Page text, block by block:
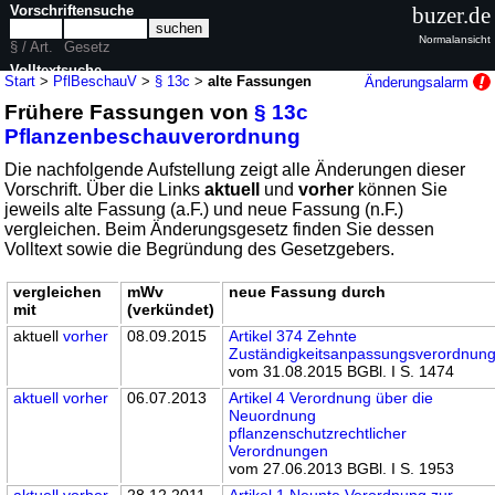
Start > PflBeschauV > § 13c >alte Fassungen Änderungsalarm
Frühere Fassungen von§ 13c
Pflanzenbeschauverordnung
Die nachfolgende Aufstellung zeigt alle Änderungen dieser
Vorschrift. Über die Linksaktuell undvorher können Sie
jeweils alte Fassung (a.F.) und neue Fassung (n.F.)
vergleichen. Beim Änderungsgesetz finden Sie dessen
Volltext sowie die Begründung des Gesetzgebers.
vergleichen
mit
mWv
(verkündet)
neue Fassung durch
aktuellvorher 08.09.2015
Artikel 374 Zehnte
vom 31.08.2015 BGBl. I S. 1474
aktuell vorher 06.07.2013
Artikel 4 Verordnung über die
Neuordnung
pflanzenschutzrechtlicher
Verordnungen
vom 27.06.2013 BGBl. I S. 1953
Vorschriftensuche
§ / Art.
Gesetz
Volltextsuche
nur in PflBeschauV
buzer.de
Normalansicht